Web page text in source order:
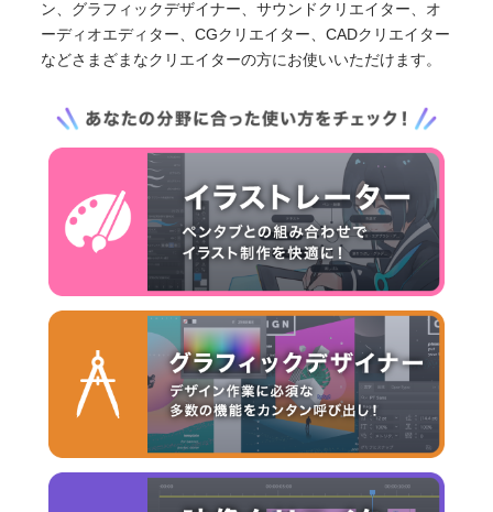
ン、グラフィックデザイナー、サウンドクリエイター、オ
ーディオエディター、CGクリエイター、CADクリエイター
などさまざまなクリエイターの方にお使いいただけます。